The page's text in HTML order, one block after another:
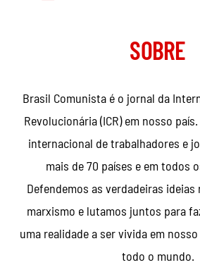
SOBRE
Brasil Comunista é o jornal da
Revolucionária (ICR) em nosso
internacional de trabalhadores e
mais de 70 países e em todos
Defendemos as verdadeiras
marxismo e lutamos juntos para
uma realidade a ser vivida em
todo o mundo.